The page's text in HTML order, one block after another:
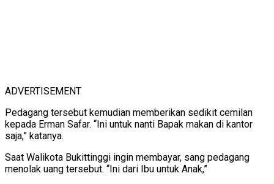
ADVERTISEMENT
Pedagang tersebut kemudian memberikan sedikit cemilan
kepada Erman Safar. “Ini untuk nanti Bapak makan di kantor
saja,” katanya.
Saat Walikota Bukittinggi ingin membayar, sang pedagang
menolak uang tersebut. “Ini dari Ibu untuk Anak,”